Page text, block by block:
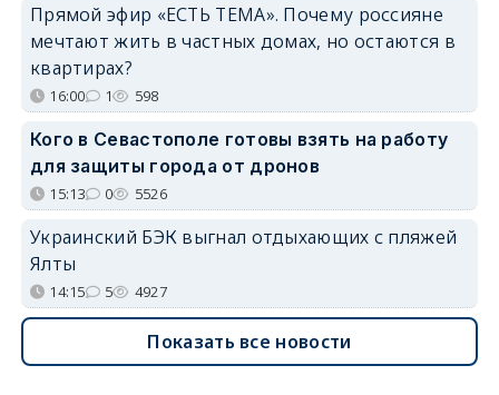
Прямой эфир «ЕСТЬ ТЕМА». Почему россияне
мечтают жить в частных домах, но остаются в
квартирах?
16:00 1 598
Кого в Севастополе готовы взять на работу
для защиты города от дронов
15:13 0 5526
Украинский БЭК выгнал отдыхающих с пляжей
Ялты
14:15 5 4927
Показать все новости